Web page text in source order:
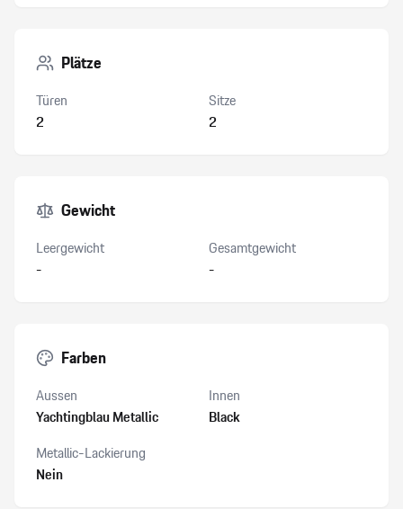
Plätze
Türen
2
Sitze
2
Gewicht
Leergewicht
-
Gesamtgewicht
-
Farben
Aussen
Yachtingblau Metallic
Innen
Black
Metallic-Lackierung
Nein